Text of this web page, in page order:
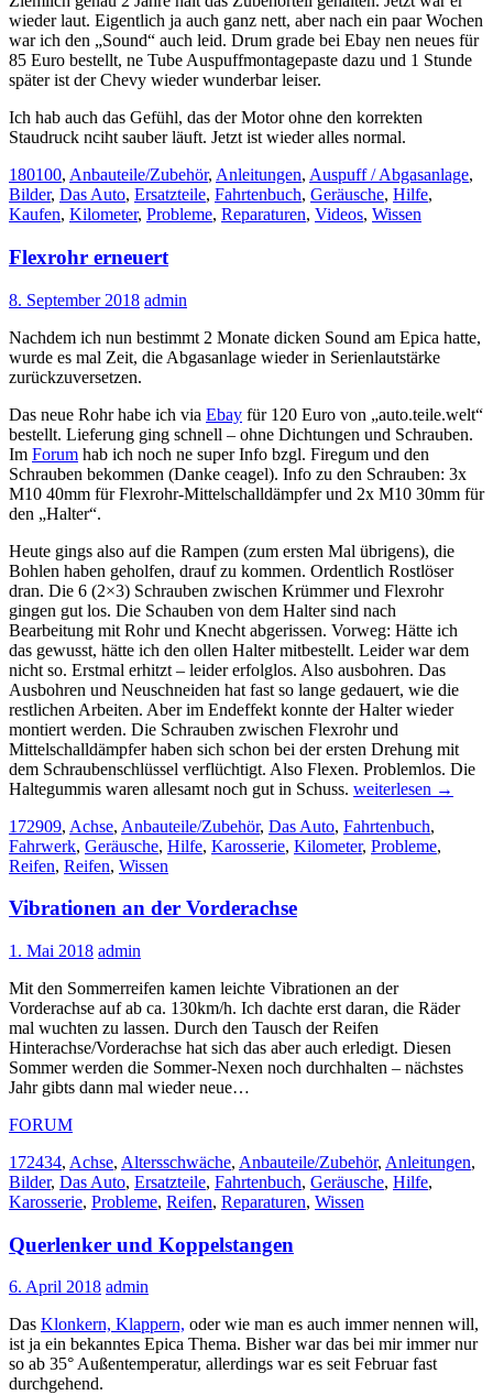
wieder laut. Eigentlich ja auch ganz nett, aber nach ein paar Wochen
war ich den „Sound“ auch leid. Drum grade bei Ebay nen neues für
85 Euro bestellt, ne Tube Auspuffmontagepaste dazu und 1 Stunde
später ist der Chevy wieder wunderbar leiser.
Ich hab auch das Gefühl, das der Motor ohne den korrekten
Staudruck nciht sauber läuft. Jetzt ist wieder alles normal.
180100, Anbauteile/Zubehör, Anleitungen, Auspuff / Abgasanlage,
Bilder, Das Auto, Ersatzteile, Fahrtenbuch, Geräusche, Hilfe,
Kaufen, Kilometer, Probleme, Reparaturen, Videos, Wissen
Flexrohr erneuert
8. September 2018 admin
Nachdem ich nun bestimmt 2 Monate dicken Sound am Epica hatte,
wurde es mal Zeit, die Abgasanlage wieder in Serienlautstärke
zurückzuversetzen.
Das neue Rohr habe ich via Ebay für 120 Euro von „auto.teile.welt“
bestellt. Lieferung ging schnell – ohne Dichtungen und Schrauben.
Im Forum hab ich noch ne super Info bzgl. Firegum und den
Schrauben bekommen (Danke ceagel). Info zu den Schrauben: 3x
M10 40mm für Flexrohr-Mittelschalldämpfer und 2x M10 30mm für
den „Halter“.
Heute gings also auf die Rampen (zum ersten Mal übrigens), die
Bohlen haben geholfen, drauf zu kommen. Ordentlich Rostlöser
dran. Die 6 (2×3) Schrauben zwischen Krümmer und Flexrohr
gingen gut los. Die Schauben von dem Halter sind nach
Bearbeitung mit Rohr und Knecht abgerissen. Vorweg: Hätte ich
das gewusst, hätte ich den ollen Halter mitbestellt. Leider war dem
nicht so. Erstmal erhitzt – leider erfolglos. Also ausbohren. Das
Ausbohren und Neuschneiden hat fast so lange gedauert, wie die
restlichen Arbeiten. Aber im Endeffekt konnte der Halter wieder
montiert werden. Die Schrauben zwischen Flexrohr und
Mittelschalldämpfer haben sich schon bei der ersten Drehung mit
dem Schraubenschlüssel verflüchtigt. Also Flexen. Problemlos. Die
Haltegummis waren allesamt noch gut in Schuss. Flexrohr
weiterlesen →
172909, Achse, Anbauteile/Zubehör, Das Auto, Fahrtenbuch,
Fahrwerk, Geräusche, Hilfe, Karosserie, Kilometer, Probleme,
Reifen, Reifen, Wissen
Vibrationen an der Vorderachse
1. Mai 2018 admin
Mit den Sommerreifen kamen leichte Vibrationen an der
Vorderachse auf ab ca. 130km/h. Ich dachte erst daran, die Räder
mal wuchten zu lassen. Durch den Tausch der Reifen
Hinterachse/Vorderachse hat sich das aber auch erledigt. Diesen
Sommer werden die Sommer-Nexen noch durchhalten – nächstes
Jahr gibts dann mal wieder neue…
FORUM
172434, Achse, Altersschwäche, Anbauteile/Zubehör, Anleitungen,
Bilder, Das Auto, Ersatzteile, Fahrtenbuch, Geräusche, Hilfe,
Karosserie, Probleme, Reifen, Reparaturen, Wissen
Querlenker und Koppelstangen
6. April 2018 admin
Das Klonkern, Klappern, oder wie man es auch immer nennen will,
ist ja ein bekanntes Epica Thema. Bisher war das bei mir immer nur
so ab 35° Außentemperatur, allerdings war es seit Februar fast
durchgehend.